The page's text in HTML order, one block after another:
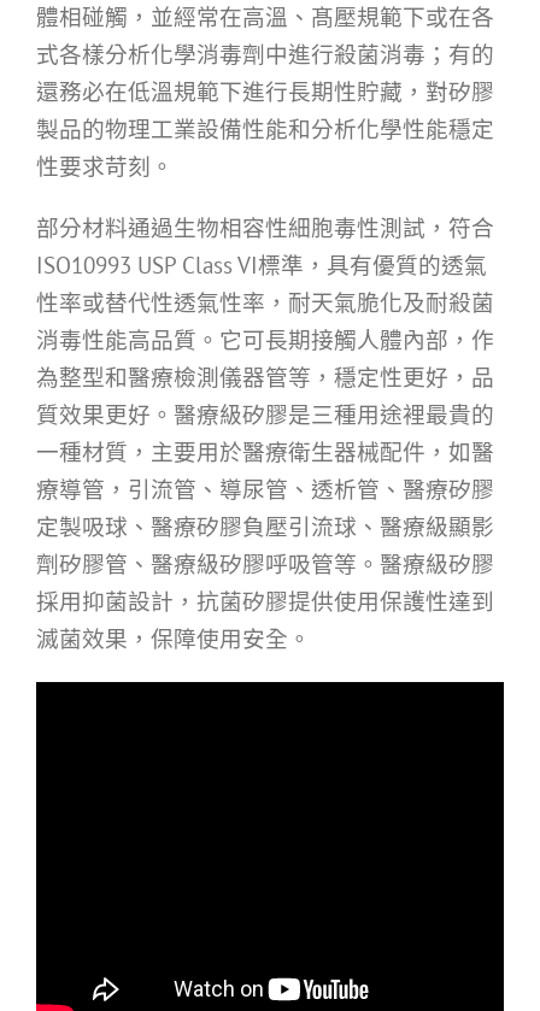
體相碰觸，並經常在高溫、髙壓規範下或在各
式各樣分析化學消毒劑中進行殺菌消毒；有的
還務必在低溫規範下進行長期性貯藏，對矽膠
製品的物理工業設備性能和分析化學性能穩定
性要求苛刻。
部分材料通過生物相容性細胞毒性測試，符合
ISO10993 USP Class VI標準，具有優質的透氣
性率或替代性透氣性率，耐天氣脆化及耐殺菌
消毒性能高品質。它可長期接觸人體內部，作
為整型和醫療檢測儀器管等，穩定性更好，品
質效果更好。醫療級矽膠是三種用途裡最貴的
一種材質，主要用於醫療衛生器械配件，如醫
療導管，引流管、導尿管、透析管、醫療矽膠
定製吸球、醫療矽膠負壓引流球、醫療級顯影
劑矽膠管、醫療級矽膠呼吸管等。醫療級矽膠
採用抑菌設計，抗菌矽膠提供使用保護性達到
滅菌效果，保障使用安全。